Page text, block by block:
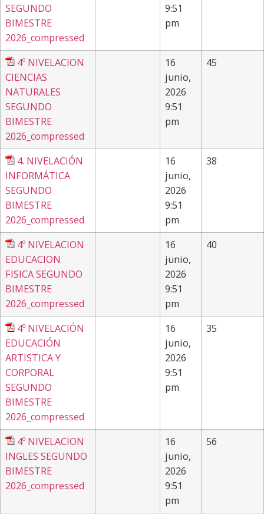
SEGUNDO
BIMESTRE
2026_compressed
9:51
pm
4º NIVELACION
CIENCIAS
NATURALES
SEGUNDO
BIMESTRE
2026_compressed
16
junio,
2026
9:51
pm
45
4. NIVELACIÓN
INFORMÁTICA
SEGUNDO
BIMESTRE
2026_compressed
16
junio,
2026
9:51
pm
38
4º NIVELACION
EDUCACION
FISICA SEGUNDO
BIMESTRE
2026_compressed
16
junio,
2026
9:51
pm
40
4º NIVELACIÓN
EDUCACIÓN
ARTISTICA Y
CORPORAL
SEGUNDO
BIMESTRE
2026_compressed
16
junio,
2026
9:51
pm
35
4º NIVELACION
INGLES SEGUNDO
BIMESTRE
2026_compressed
16
junio,
2026
9:51
pm
56